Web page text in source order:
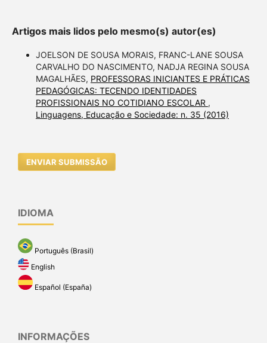
Artigos mais lidos pelo mesmo(s) autor(es)
JOELSON DE SOUSA MORAIS, FRANC-LANE SOUSA
CARVALHO DO NASCIMENTO, NADJA REGINA SOUSA
MAGALHÃES, PROFESSORAS INICIANTES E PRÁTICAS
PEDAGÓGICAS: TECENDO IDENTIDADES
PROFISSIONAIS NO COTIDIANO ESCOLAR ,
Linguagens, Educação e Sociedade: n. 35 (2016)
ENVIAR SUBMISSÃO
IDIOMA
Português (Brasil)
English
Español (España)
INFORMAÇÕES